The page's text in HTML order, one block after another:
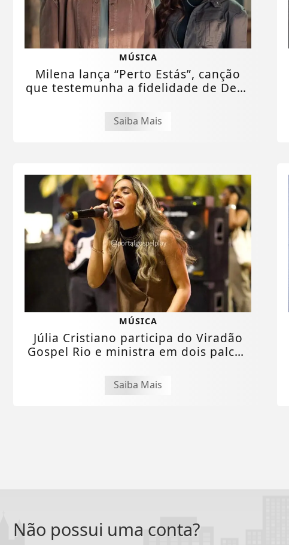
MÚSICA
Milena lança “Perto Estás”, canção
que testemunha a fidelidade de Deus
Saiba Mais
MÚSICA
Júlia Cristiano participa do Viradão
Gospel Rio e ministra em dois palcos
Saiba Mais
Não possui uma conta?